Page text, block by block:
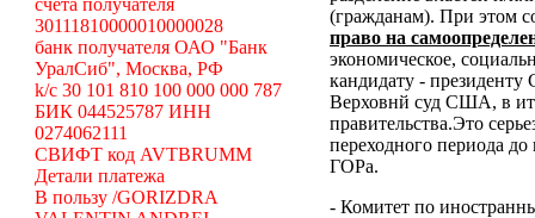
счета получателя
30111810000010000028
банк получателя ОАО "Банк
УралСиб", Москва, РФ
k/c 30 101 810 100 000 000 787
БИК 044525787 ИНН
0274062111
СВИФТ код AVTBRUMM
Детали платежа
В пользу /GORIZDRA
(гражданам). При этом
право на
экономическое,
кандидату -
Верховнй суд США, в
правительства.Это
переходного
ГОРа.
- Комитет по